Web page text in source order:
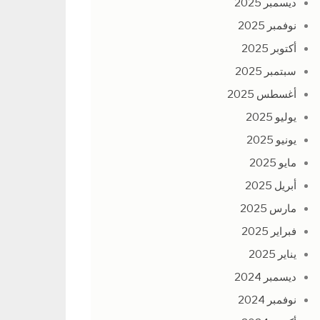
ديسمبر 2025
نوفمبر 2025
أكتوبر 2025
سبتمبر 2025
أغسطس 2025
يوليو 2025
يونيو 2025
مايو 2025
أبريل 2025
مارس 2025
فبراير 2025
يناير 2025
ديسمبر 2024
نوفمبر 2024